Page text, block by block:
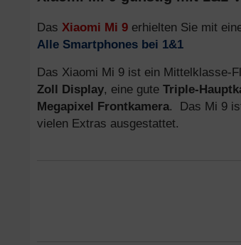
Das Xiaomi Mi 9 erhielten Sie mit
Alle Smartphones bei 1&1
Das Xiaomi Mi 9 ist ein Mittelklasse-
Zoll Display, eine gute Triple-
Megapixel Frontkamera. Das Mi 9
vielen Extras ausgestattet.